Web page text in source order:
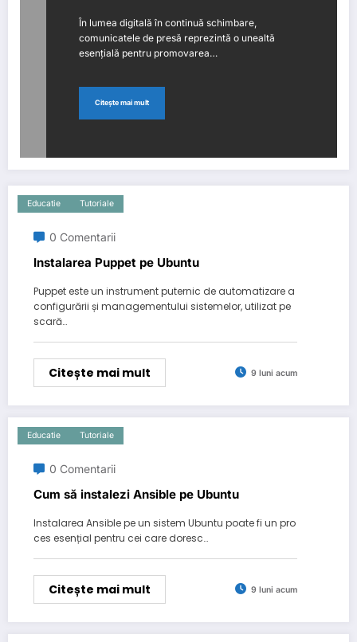
În lumea digitală în continuă schimbare,
comunicatele de presă reprezintă o unealtă
esențială pentru promovarea…
Citește mai mult
Educatie Tutoriale
0 Comentarii
Instalarea Puppet pe Ubuntu
Puppet este un instrument puternic de automatizare a
configurării și managementului sistemelor, utilizat pe
scară…
Citește mai mult 9 luni acum
Educatie Tutoriale
0 Comentarii
Cum să instalezi Ansible pe Ubuntu
Instalarea Ansible pe un sistem Ubuntu poate fi un pro
ces esențial pentru cei care doresc…
Citește mai mult 9 luni acum